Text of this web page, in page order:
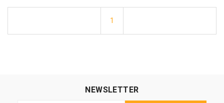
1
NEWSLETTER